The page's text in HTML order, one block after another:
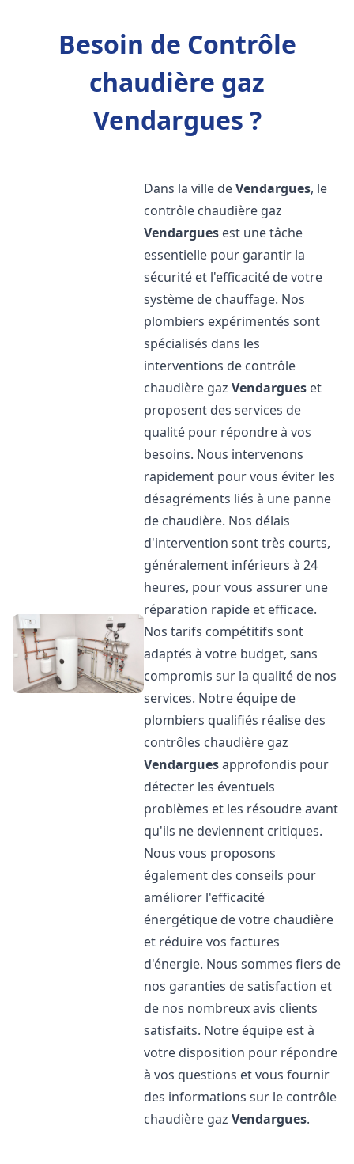
Besoin de Contrôle
chaudière gaz
Vendargues ?
Dans la ville deVendargues, le
contrôle chaudière gaz
Vendargues est une tâche
essentielle pour garantir la
sécurité et l'efficacité de votre
système de chauffage. Nos
plombiers expérimentés sont
spécialisés dans les
interventions de contrôle
chaudière gazVendargues et
proposent des services de
qualité pour répondre à vos
besoins. Nous intervenons
rapidement pour vous éviter les
désagréments liés à une panne
de chaudière. Nos délais
d'intervention sont très courts,
généralement inférieurs à 24
heures, pour vous assurer une
réparation rapide et efficace.
Nos tarifs compétitifs sont
adaptés à votre budget, sans
compromis sur la qualité de nos
services. Notre équipe de
plombiers qualifiés réalise des
contrôles chaudière gaz
Vendarguesapprofondis pour
détecter les éventuels
problèmes et les résoudre avant
qu'ils ne deviennent critiques.
Nous vous proposons
également des conseils pour
améliorer l'efficacité
énergétique de votre chaudière
et réduire vos factures
d'énergie. Nous sommes fiers de
nos garanties de satisfaction et
de nos nombreux avis clients
satisfaits. Notre équipe est à
votre disposition pour répondre
à vos questions et vous fournir
des informations sur le contrôle
chaudière gazVendargues.